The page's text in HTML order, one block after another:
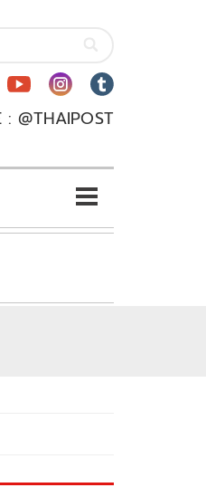
: @THAIPOST